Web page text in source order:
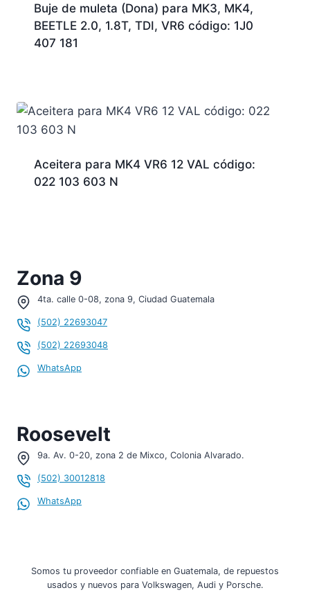
Buje de muleta (Dona) para MK3, MK4,
BEETLE 2.0, 1.8T, TDI, VR6 código: 1J0
407 181
Aceitera para MK4 VR6 12 VAL código:
022 103 603 N
Zona 9
4ta. calle 0-08, zona 9, Ciudad Guatemala
(502) 22693047
(502) 22693048
WhatsApp
Roosevelt
9a. Av. 0-20, zona 2 de Mixco, Colonia Alvarado.
(502) 30012818
WhatsApp
Somos tu proveedor confiable en Guatemala, de repuestos
usados y nuevos para Volkswagen, Audi y Porsche.